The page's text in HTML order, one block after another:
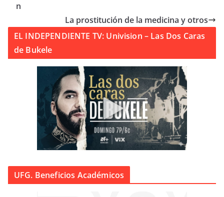
n
La prostitución de la medicina y otros
EL INDEPENDIENTE TV: Univision – Las Dos Caras
de Bukele
UFG. Beneficios Académicos